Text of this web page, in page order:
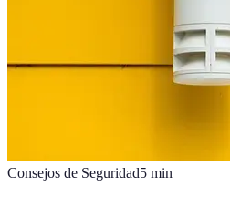
Consejos de Seguridad5 min